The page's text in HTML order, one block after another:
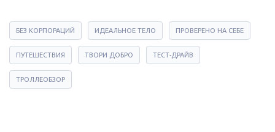
БЕЗ КОРПОРАЦИЙ ИДЕАЛЬНОЕ ТЕЛО ПРОВЕРЕНО НА СЕБЕ
ПУТЕШЕСТВИЯ ТВОРИ ДОБРО ТЕСТ-ДРАЙВ
ТРОЛЛЕОБЗОР